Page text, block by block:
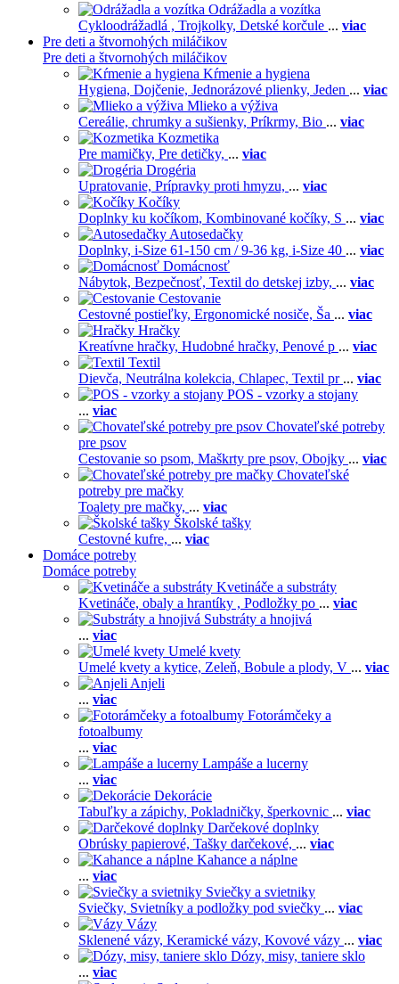
Odrážadla a vozítka
Cykloodrážadlá , Trojkolky, Detské korčule ... viac
Pre deti a štvornohých miláčikov
Pre deti a štvornohých miláčikov
Kŕmenie a hygiena
Hygiena, Dojčenie, Jednorázové plienky, Jeden ... viac
Mlieko a výživa
Cereálie, chrumky a sušienky, Príkrmy, Bio ... viac
Kozmetika
Pre mamičky, Pre detičky, ... viac
Drogéria
Upratovanie, Prípravky proti hmyzu, ... viac
Kočíky
Doplnky ku kočíkom, Kombinované kočíky, S ... viac
Autosedačky
Doplnky, i-Size 61-150 cm / 9-36 kg, i-Size 40 ... viac
Domácnosť
Nábytok, Bezpečnosť, Textil do detskej izby, ... viac
Cestovanie
Cestovné postieľky, Ergonomické nosiče, Ša ... viac
Hračky
Kreatívne hračky, Hudobné hračky, Penové p ... viac
Textil
Dievča, Neutrálna kolekcia, Chlapec, Textil pr ... viac
POS - vzorky a stojany
... viac
Chovateľské potreby
pre psov
Cestovanie so psom, Maškrty pre psov, Obojky ... viac
Chovateľské
potreby pre mačky
Toalety pre mačky, ... viac
Školské tašky
Cestovné kufre, ... viac
Domáce potreby
Domáce potreby
Kvetináče a substráty
Kvetináče, obaly a hrantíky , Podložky po ... viac
Substráty a hnojivá
... viac
Umelé kvety
Umelé kvety a kytice, Zeleň, Bobule a plody, V ... viac
Anjeli
... viac
Fotorámčeky a
fotoalbumy
... viac
Lampáše a lucerny
... viac
Dekorácie
Tabuľky a zápichy, Pokladničky, šperkovnic ... viac
Darčekové doplnky
Obrúsky papierové, Tašky darčekové, ... viac
Kahance a náplne
... viac
Sviečky a svietniky
Sviečky, Svietníky a podložky pod sviečky ... viac
Vázy
Sklenené vázy, Keramické vázy, Kovové vázy ... viac
Dózy, misy, taniere sklo
... viac